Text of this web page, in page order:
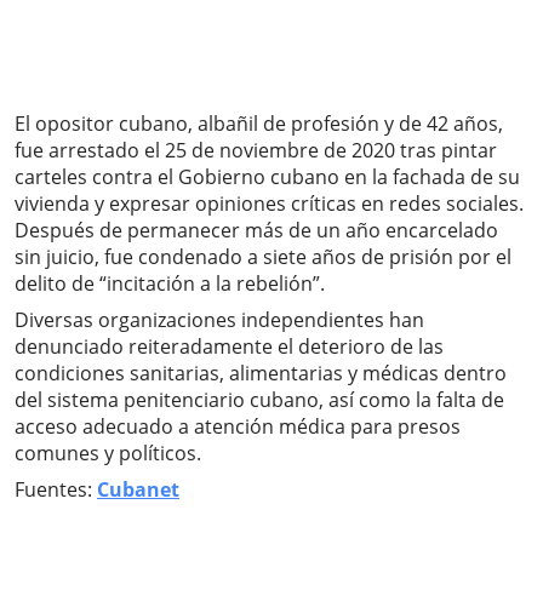
El opositor cubano, albañil de profesión y de 42 años,
fue arrestado el 25 de noviembre de 2020 tras pintar
carteles contra el Gobierno cubano en la fachada de su
vivienda y expresar opiniones críticas en redes sociales.
Después de permanecer más de un año encarcelado
sin juicio, fue condenado a siete años de prisión por el
delito de “incitación a la rebelión”.
Diversas organizaciones independientes han
denunciado reiteradamente el deterioro de las
condiciones sanitarias, alimentarias y médicas dentro
del sistema penitenciario cubano, así como la falta de
acceso adecuado a atención médica para presos
comunes y políticos.
Fuentes: Cubanet